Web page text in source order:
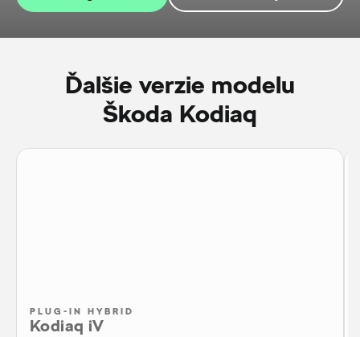
Ďalšie verzie modelu
Škoda Kodiaq
PLUG-IN HYBRID
Kodiaq iV